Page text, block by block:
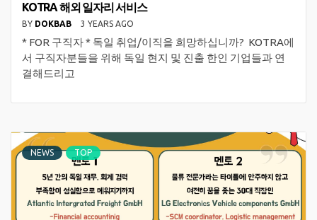
KOTRA 해외 일자리 서비스
BY DOKBAB 3 YEARS AGO
​* FOR 구직자 * 독일 취업/이직을 희망하십니까? KOTRA에
서 ​구직자분들을 위해 독일 현지 및 진출 한인 기업들과 연
결해드리고
NEWS TOP